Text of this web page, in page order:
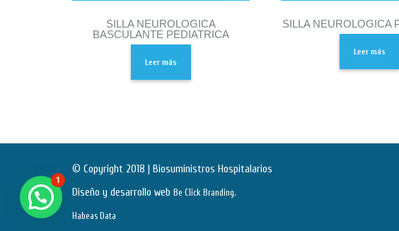
SILLA NEUROLOGICA
BASCULANTE PEDIATRICA
Leer más
SILLA NEUROLOGICA
Leer más
© Copyright 2018 | Biosuministros Hospitalarios
Diseño y desarrollo web Be Click Branding.
Habeas Data
1